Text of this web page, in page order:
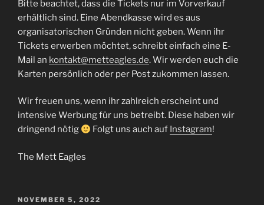
Bitte beachtet, dass die Tickets nur im Vorverkauf
erhältlich sind. Eine Abendkasse wird es aus
organisatorischen Gründen nicht geben. Wenn ihr
Tickets erwerben möchtet, schreibt einfach eine E-
Mail an kontakt@metteagles.de. Wir werden euch die
Karten persönlich oder per Post zukommen lassen.
Wir freuen uns, wenn ihr zahlreich erscheint und
intensive Werbung für uns betreibt. Diese haben wir
dringend nötig
Folgt uns auch auf Instagram!
The Mett Eagles
VERÖFFENTLICHT
NOVEMBER 5, 2022